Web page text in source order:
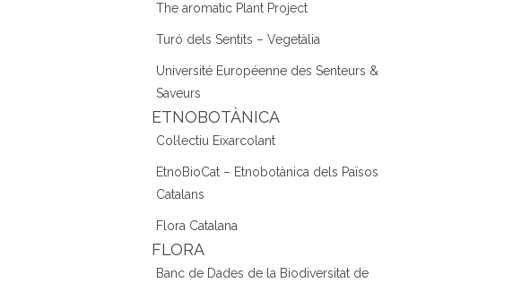
The aromatic Plant Project
Turó dels Sentits – Vegetàlia
Université Européenne des Senteurs &
Saveurs
ETNOBOTÀNICA
Col·lectiu Eixarcolant
EtnoBioCat – Etnobotànica dels Països
Catalans
Flora Catalana
FLORA
Banc de Dades de la Biodiversitat de